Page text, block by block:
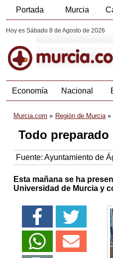
Portada Murcia
Hoy es Sábado 8 de Agosto de 2026
Economía Nacional
Murcia.com Región de Murcia
Todo preparado
Fuente: Ayuntamiento de
Esta mañana se ha
Universidad de Murcia y